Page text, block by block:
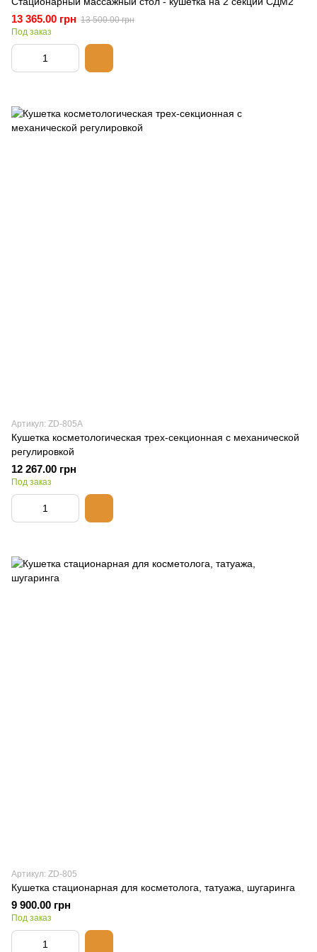
13 365.00 грн 13 500.00 грн
Под заказ
Артикул: ZD-805A
Кушетка косметологическая трех-секционная с механической
регулировкой
12 267.00 грн
Под заказ
Артикул: ZD-805
Кушетка стационарная для косметолога, татуажа, шугаринга
9 900.00 грн
Под заказ